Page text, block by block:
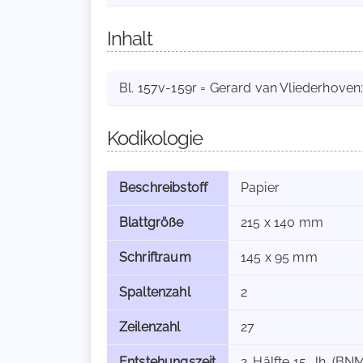
Inhalt
Bl. 157v-159r = Gerard van
Kodikologie
Beschreibstoff Papier
Blattgröße 215 x 140 mm
Schriftraum 145 x 95 mm
Spaltenzahl 2
Zeilenzahl 27